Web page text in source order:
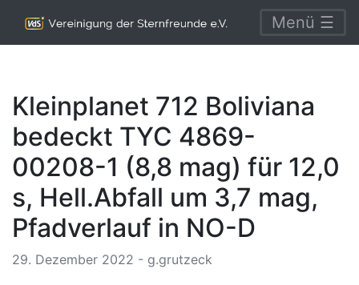
Menü ☰
Kleinplanet 712 Boliviana
bedeckt TYC 4869-
00208-1 (8,8 mag) für 12,0
s, Hell.Abfall um 3,7 mag,
Pfadverlauf in NO-D
29. Dezember 2022 - g.grutzeck